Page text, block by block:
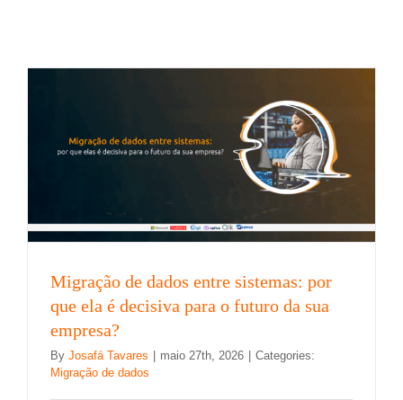
Migração de dados entre sistemas: por
que ela é decisiva para o futuro da sua
empresa?
By Josafá Tavares maio 27th, 2026
Categories:
Migração de dados